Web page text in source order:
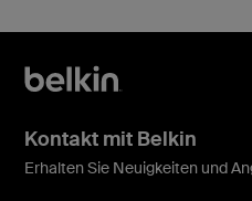
Kontakt mit Belkin
Erhalten Sie Neuigkeiten und